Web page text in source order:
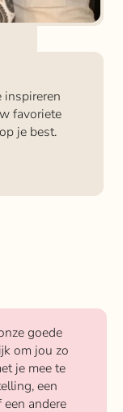
inspireren
favoriete
je best.
goede
om jou zo
je mee te
een
andere